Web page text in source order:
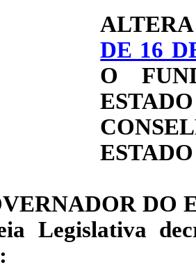
DE 16
O
DO
Legislativa